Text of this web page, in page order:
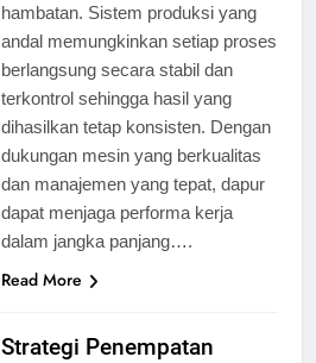
hambatan. Sistem produksi yang
andal memungkinkan setiap proses
berlangsung secara stabil dan
terkontrol sehingga hasil yang
dihasilkan tetap konsisten. Dengan
dukungan mesin yang berkualitas
dan manajemen yang tepat, dapur
dapat menjaga performa kerja
dalam jangka panjang….
Read More
Strategi Penempatan